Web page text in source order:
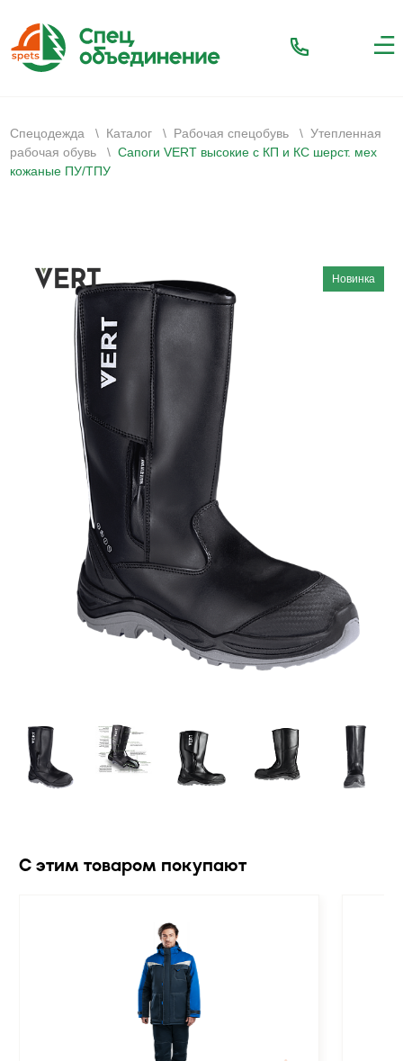
Спецодежда \ Каталог \ Рабочая спецобувь \ Утепленная
рабочая обувь
\ Сапоги VERT высокие с КП и КС шерст. мех
кожаные ПУ/ТПУ
Новинка
С этим товаром покупают